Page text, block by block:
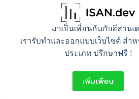
มาเป็นเพื่อนกันกับอีสานเ
เรารับทำและออกแบบเว็บไซต์ สำ
ประเภท ปรึกษาฟรี !
เพิ่มเพื่อน
Beauty
ทำอย่างไรให้มือสวย